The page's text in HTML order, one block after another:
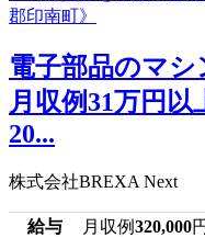
電子部品のマシ
月収例31万円
20...
株式会社BREXA Next
給与 月収例320,000円